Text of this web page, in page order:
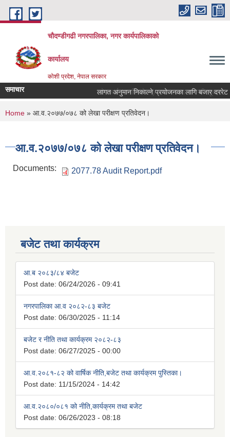
Skip to main content
चौदण्डीगढी नगरपालिका, नगर कार्यपालिकाको
कार्यालय
कोशी प्रदेश, नेपाल सरकार
समाचार लागत अनुमान निकाल्ने प्रयोजनका लागि बजार दररेट
खोपकर्ता (भ्याक्सिनेटर) आवश्यकता सम्वन्धी सूचना।
You are here
Home » आ.व.२०७७/०७८ को लेखा परीक्षण प्रतिवेदन।
आ.व.२०७७/०७८ को लेखा परीक्षण प्रतिवेदन।
Documents: 2077.78 Audit Report.pdf
बजेट तथा कार्यक्रम
आ.ब २०८३/८४ बजेट
Post date: 06/24/2026 - 09:41
नगरपालिका आ.व २०८२-८३ बजेट
Post date: 06/30/2025 - 11:14
बजेट र नीति तथा कार्यक्रम २०८२-८३
Post date: 06/27/2025 - 00:00
आ.व.२०८१-८२ को वार्षिक नीति,बजेट तथा कार्यक्रम पुस्तिका।
Post date: 11/15/2024 - 14:42
आ.व.२०८०/०८१ को नीति,कार्यक्रम तथा बजेट
Post date: 06/26/2023 - 08:18